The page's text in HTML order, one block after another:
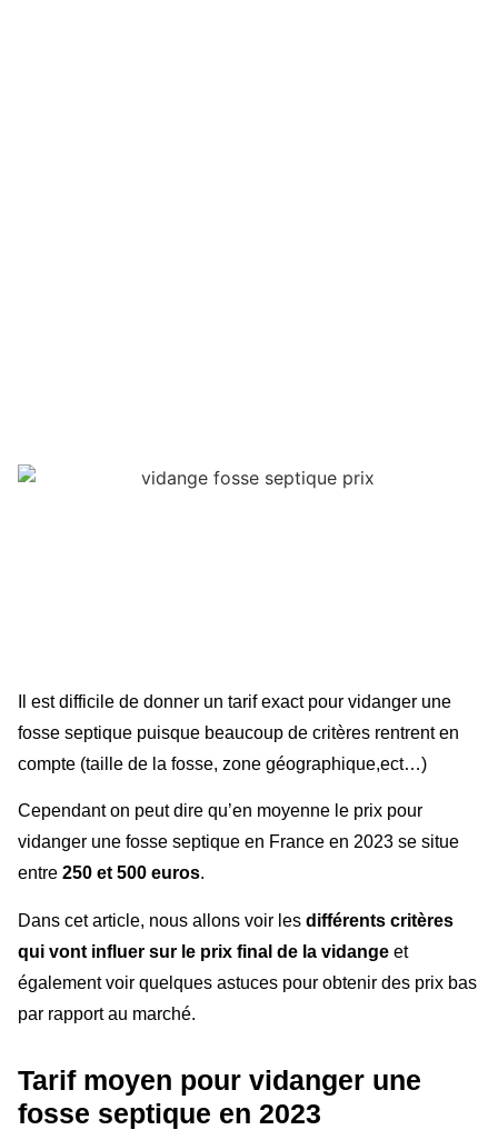
Il est difficile de donner un tarif exact pour vidanger une
fosse septique puisque beaucoup de critères rentrent en
compte (taille de la fosse, zone géographique,ect…)
Cependant on peut dire qu’en moyenne le prix pour
vidanger une fosse septique en France en 2023 se situe
entre 250 et 500 euros.
Dans cet article, nous allons voir les différents critères
qui vont influer sur le prix final de la vidange et
également voir quelques astuces pour obtenir des prix bas
par rapport au marché.
Tarif moyen pour vidanger une
fosse septique en 2023